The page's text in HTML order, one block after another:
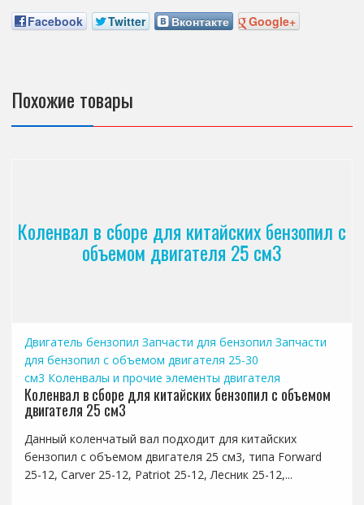
Facebook Twitter Вконтакте Google+
Похожие товары
Коленвал в сборе для китайских бензопил с
объемом двигателя 25 см3
Двигатель бензопил Запчасти для бензопил Запчасти
для бензопил с объемом двигателя 25-30
см3 Коленвалы и прочие элементы двигателя
Коленвал в сборе для китайских бензопил с объемом
двигателя 25 см3
Данный коленчатый вал подходит для китайских
бензопил с объемом двигателя 25 см3, типа Forward
25-12, Carver 25-12, Patriot 25-12, Лесник 25-12,...